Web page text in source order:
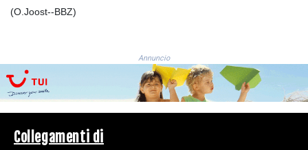
GTQ 8.820244
GYD 241.852202
HKD 9.070596
HNL 30.984681
(O.Joost--BBZ)
Annuncio
Collegamenti di